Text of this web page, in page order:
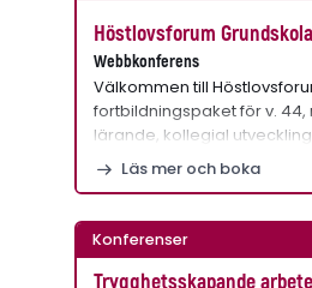
Höstlovsforum Grundskola
Webbkonferens
Välkommen till
fortbildningspaket för v. 44,
lärande, kollegial utveckling
Läs mer och boka
Konferenser